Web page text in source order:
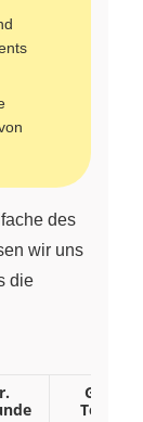
des
wir uns
die
Gr.
Terz